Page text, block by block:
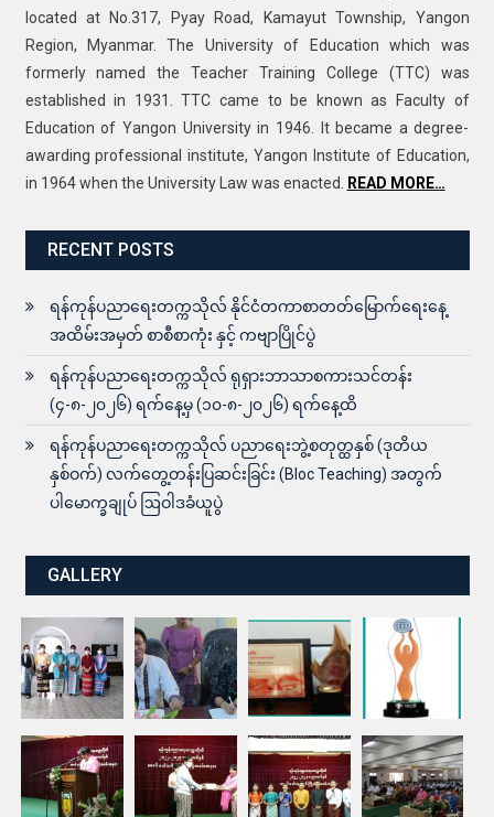
located at No.317, Pyay Road, Kamayut Township, Yangon
Region, Myanmar. The University of Education which was
formerly named the Teacher Training College (TTC) was
established in 1931. TTC came to be known as Faculty of
Education of Yangon University in 1946. It became a degree-
awarding professional institute, Yangon Institute of Education,
in 1964 when the University Law was enacted.
READ MORE…
RECENT POSTS
ရန်ကုန်ပညာရေးတက္ကသိုလ် နိုင်ငံတကာစာတတ်မြောက်ရေးနေ့
အထိမ်းအမှတ် စာစီစာကုံး နှင့် ကဗျာပြိုင်ပွဲ
ရန်ကုန်ပညာရေးတက္ကသိုလ် ရုရှားဘာသာစကားသင်တန်း
(၄-၈-၂၀၂၆) ရက်နေ့မှ (၁၀-၈-၂၀၂၆) ရက်နေ့ထိ
ရန်ကုန်ပညာရေးတက္ကသိုလ် ပညာရေးဘွဲ့စတုတ္ထနှစ် (ဒုတိယ
နှစ်ဝက်) လက်တွေ့တန်းပြဆင်းခြင်း (Bloc Teaching) အတွက်
ပါမောက္ခချုပ် ဩဝါဒခံယူပွဲ
GALLERY